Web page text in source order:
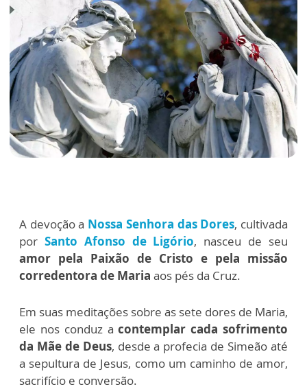
A devoção a Nossa Senhora das Dores, cultivada
por Santo Afonso de Ligório, nasceu de seu
amor pela Paixão de Cristo e pela missão
corredentora de Maria aos pés da Cruz.
Em suas meditações sobre as sete dores de Maria,
ele nos conduz acontemplar cada sofrimento
da Mãe de Deus, desde a profecia de Simeão até
a sepultura de Jesus, como um caminho de amor,
sacrifício e conversão.